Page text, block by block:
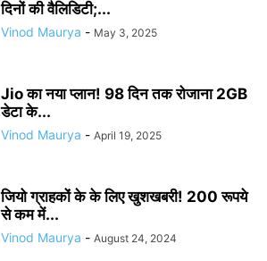
दिनों की वैलिडिटी;...
Vinod Maurya - May 3, 2025
Jio का नया प्लान! 98 दिन तक रोजाना 2GB
डेटा के...
Vinod Maurya - April 19, 2025
जियो ग्राहकों के के लिए खुशखबरी! 200 रूपये
से कम में...
Vinod Maurya - August 24, 2024